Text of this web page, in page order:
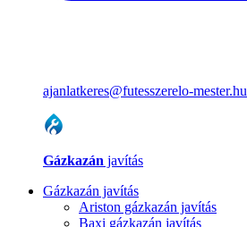
ajanlatkeres@futesszerelo-mester.hu
Gázkazán javítás
Gázkazán javítás
Ariston gázkazán javítás
Baxi gázkazán javítás